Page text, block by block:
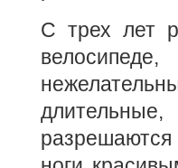
С трех лет